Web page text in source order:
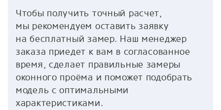
Чтобы получить точный расчет,
мы рекомендуем оставить заявку
на бесплатный замер. Наш менеджер
заказа приедет к вам в согласованное
время, сделает правильные замеры
оконного проёма и поможет подобрать
модель с оптимальными
характеристиками.